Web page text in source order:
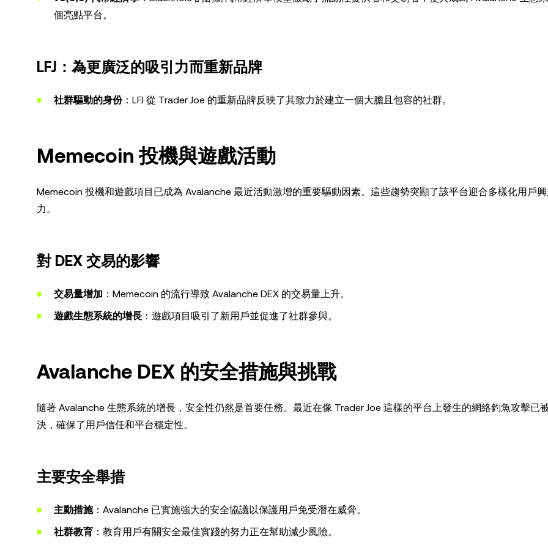
個亮點平台。
LFJ：為更廣泛的吸引力而重新品牌
社群驅動的身份：LFJ 從 Trader Joe 的重新品牌反映了其致力於建立一個大膽且包容的社群。
Memecoin 投機與遊戲活動
Memecoin 投機和遊戲項目已成為 Avalanche 最近活動激增的重要驅動因素。這些趨勢突顯了該平台迎合多樣化用戶
力。
對 DEX 交易的影響
交易量增加 ：Memecoin 的流行導致 Avalanche DEX 的交易量上升。
遊戲生態系統的增長 ：遊戲項目吸引了新用戶並促進了社群參與。
Avalanche DEX 的安全措施與挑戰
隨著 Avalanche 生態系統的增長，安全性仍然是首要任務。最近在像 Trader Joe 這樣的平台上發生的網絡釣魚攻擊已
決，確保了用戶信任和平台穩定性。
主要安全舉措
主動措施：Avalanche 已實施強大的安全協議以保護用戶免受潛在威脅。
社群教育 ：教育用戶有關安全最佳實踐的努力正在幫助減少風險。